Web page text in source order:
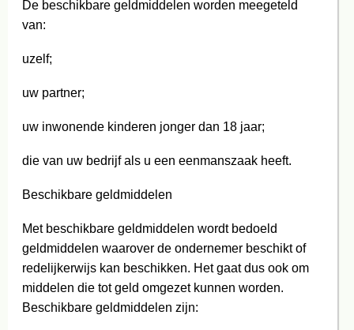
De beschikbare geldmiddelen worden meegeteld
van:
uzelf;
uw partner;
uw inwonende kinderen jonger dan 18 jaar;
die van uw bedrijf als u een eenmanszaak heeft.
Beschikbare geldmiddelen
Met beschikbare geldmiddelen wordt bedoeld
geldmiddelen waarover de ondernemer beschikt of
redelijkerwijs kan beschikken. Het gaat dus ook om
middelen die tot geld omgezet kunnen worden.
Beschikbare geldmiddelen zijn: